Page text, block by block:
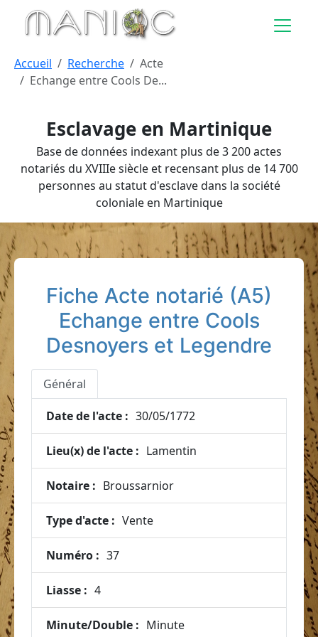
Aller au contenu principal
Esclavage en Martinique
Base de données indexant plus de 3 200 actes
notariés du XVIIIe siècle et recensant plus de 14 700
personnes au statut d'esclave dans la société
coloniale en Martinique
Accueil Recherche
Acte
Echange entre Cools De...
Fiche Acte notarié (A5)
Echange entre Cools
Desnoyers et Legendre
Général
Date de l'acte : 30/05/1772
Lieu(x) de l'acte : Lamentin
Notaire : Broussarnior
Type d'acte : Vente
Numéro : 37
Liasse : 4
Minute/Double : Minute